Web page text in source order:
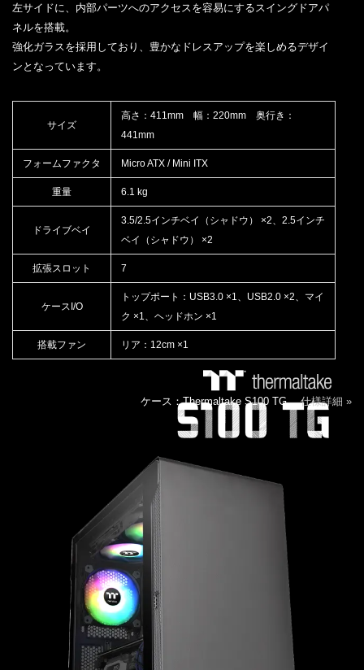
左サイドに、内部パーツへのアクセスを容易にするスイングドアパ
ネルを搭載。
強化ガラスを採用しており、豊かなドレスアップを楽しめるデザイ
ンとなっています。
サイズ
高さ：411mm 幅：220mm 奥行き：
441mm
フォームファクタ Micro ATX / Mini ITX
重量 6.1 kg
ドライブベイ
3.5/2.5インチベイ（シャドウ） ×2、2.5インチ
ベイ（シャドウ） ×2
拡張スロット 7
ケースI/O
トップポート：USB3.0 ×1、USB2.0 ×2、マイ
ク ×1、ヘッドホン ×1
搭載ファン リア：12cm ×1
ケース：Thermaltake S100 TG仕様詳細 »